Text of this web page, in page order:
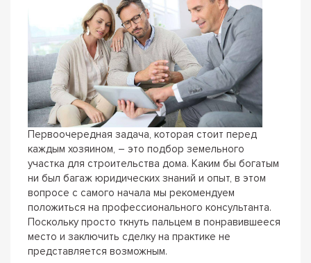
Первоочередная задача, которая стоит перед
каждым хозяином, – это подбор земельного
участка для строительства дома. Каким бы богатым
ни был багаж юридических знаний и опыт, в этом
вопросе с самого начала мы рекомендуем
положиться на профессионального консультанта.
Поскольку просто ткнуть пальцем в понравившееся
место и заключить сделку на практике не
представляется возможным.